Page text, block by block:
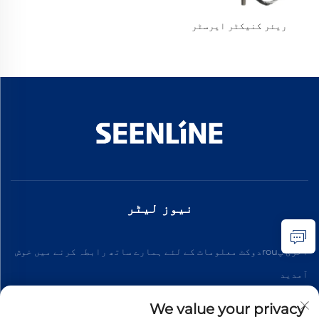
ریئر کنیکٹر ایرسٹر
نیوز لیٹر
آخری پrouدوکٹ معلومات کے لئے ہمارے ساتھ رابطہ کرنے میں خوش
آمدید
We value your privacy